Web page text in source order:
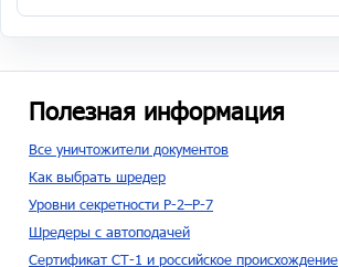
Полезная информация
Все уничтожители документов
Как выбрать шредер
Уровни секретности P-2–P-7
Шредеры с автоподачей
Сертификат СТ-1 и российское происхождение